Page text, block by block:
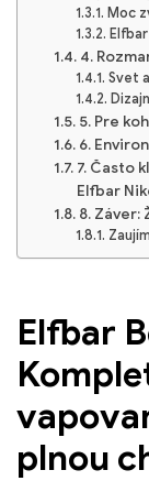
Moc
4.
Svet
5. Pre
6.
7. Často
Elfbar
8. Záver:
Elfbar
plnou